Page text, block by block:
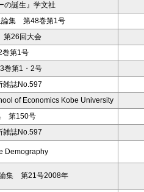
の誕生』学文社
論集 第48巻第1号
第26回大会
第1号
巻第1・2号
雑誌No.597
of Economics Kobe University
第150号
雑誌No.597
Demography
集 第21号2008年